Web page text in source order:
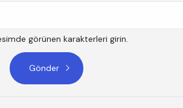
görünen karakterleri girin.